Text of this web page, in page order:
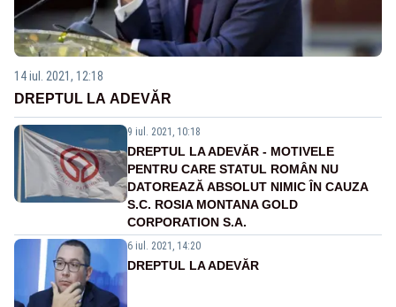
14 iul. 2021, 12:18
DREPTUL LA ADEVĂR
9 iul. 2021, 10:18
DREPTUL LA ADEVĂR - MOTIVELE
PENTRU CARE STATUL ROMÂN NU
DATOREAZĂ ABSOLUT NIMIC ÎN CAUZA
S.C. ROSIA MONTANA GOLD
CORPORATION S.A.
6 iul. 2021, 14:20
DREPTUL LA ADEVĂR